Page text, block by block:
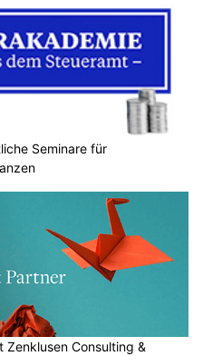
Seminare für
Consulting &